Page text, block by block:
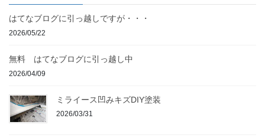
はてなブログに引っ越しですが・・・
2026/05/22
無料 はてなブログに引っ越し中
2026/04/09
ミライース凹みキズDIY塗装
2026/03/31